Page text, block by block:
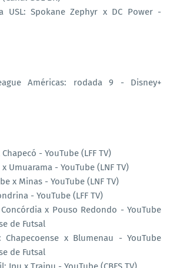
USL: Spokane Zephyr x DC Power -
Américas: rodada 9 - Disney+
- YouTube (LFF TV)
Umuarama - YouTube (LNF TV)
x Minas - YouTube (LNF TV)
- YouTube (LFF TV)
x Pouso Redondo - YouTube
de Futsal
Chapecoense x Blumenau - YouTube
de Futsal